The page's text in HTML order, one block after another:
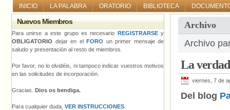
INICIO LA PALABRA ORATORIO BIBLIOTECA
Archivo
Archivo
La
viernes, 7 de
Del blog
Nuevos Miembros
Para unirse a este grupo es necesario REGISTRARSEy
OBLIGATORIO dejar en el FORO un primer mensaje de
saludo y presentación al resto de miembros.
Por favor, no lo olvidéis, ni tampoco indicar vuestros motivos
en las solicitudes de incorporación.
Gracias. Dios os bendiga.
Para cualquier duda, VER INSTRUCCIONES